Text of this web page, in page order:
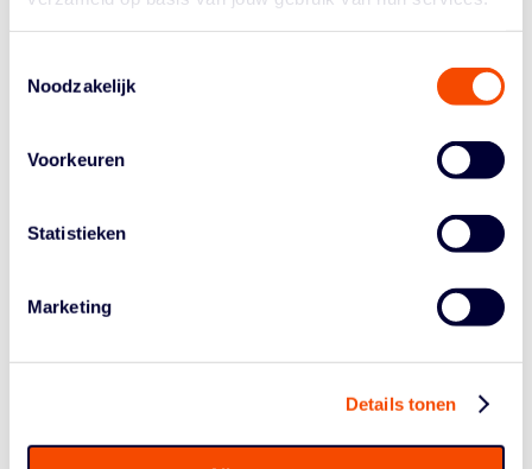
Noodzakelijk
Voorkeuren
Statistieken
Marketing
Details tonen
NBB KOMT MET UITBREIDING
AANBOD MINI-BASKETBALL –
MELD JE AAN VOOR